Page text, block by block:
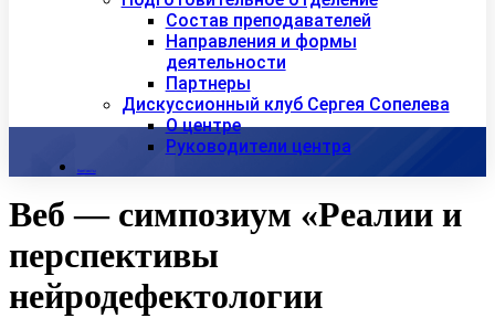
Состав преподавателей
Направления и формы
деятельности
Партнеры
Дискуссионный клуб Сергея Сопелева
О центре
Руководители центра
Контакты
Веб — симпозиум «Реалии и
перспективы
нейродефектологии